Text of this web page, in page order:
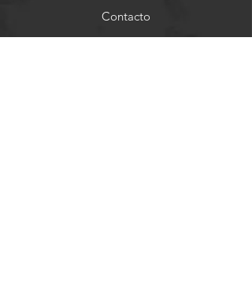
Contacto
Demo Days